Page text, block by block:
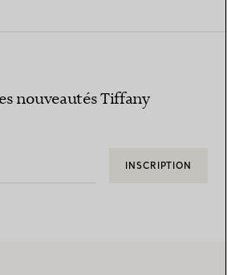
nouveautés Tiffany
INSCRIPTION